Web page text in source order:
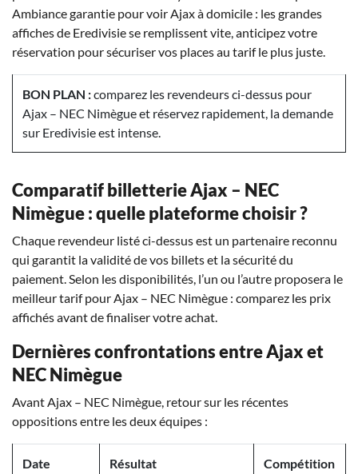
Ambiance garantie pour voir Ajax à domicile : les grandes
affiches de Eredivisie se remplissent vite, anticipez votre
réservation pour sécuriser vos places au tarif le plus juste.
BON PLAN :comparez les revendeurs ci-dessus pour
Ajax – NEC Nimègue et réservez rapidement, la demande
sur Eredivisie est intense.
Comparatif billetterie Ajax – NEC
Nimègue : quelle plateforme choisir ?
Chaque revendeur listé ci-dessus est un partenaire reconnu
qui garantit la validité de vos billets et la sécurité du
paiement. Selon les disponibilités, l’un ou l’autre proposera le
meilleur tarif pour Ajax – NEC Nimègue : comparez les prix
affichés avant de finaliser votre achat.
Dernières confrontations entre Ajax et
NEC Nimègue
Avant Ajax – NEC Nimègue, retour sur les récentes
oppositions entre les deux équipes :
Date Résultat Compétition